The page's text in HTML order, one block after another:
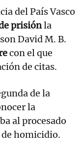
del País Vasco
prisiónla
David M. B.
con el que
de citas.
de la
la
al procesado
homicidio.